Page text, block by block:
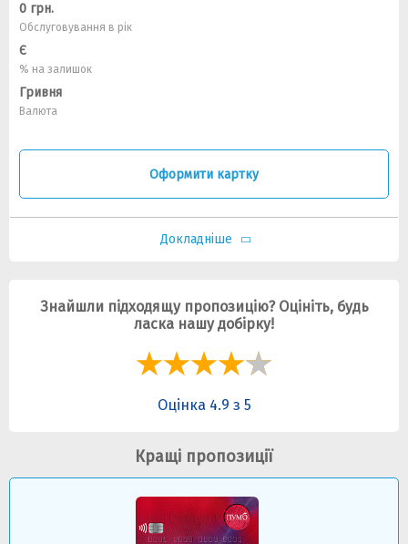
0 грн.
Обслуговування в рік
Є
% на залишок
Гривня
Валюта
Оформити картку
Докладніше
Знайшли підходящу пропозицію? Оцініть, будь
ласка нашу добірку!
Оцінка 4.9 з 5
Кращі пропозиції